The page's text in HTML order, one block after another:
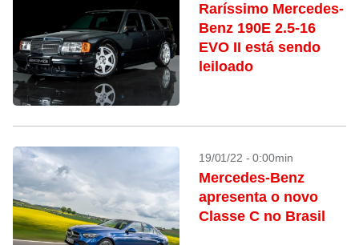
Raríssimo Mercedes-
Benz 190E 2.5-16
EVO II está sendo
leiloado
19/01/22 - 0:00min
Mercedes-Benz
apresenta o novo
Classe C no Brasil